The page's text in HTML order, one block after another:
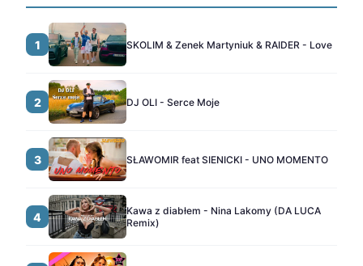
1 SKOLIM & Zenek Martyniuk & RAIDER - Love
2 DJ OLI - Serce Moje
3 SŁAWOMIR feat SIENICKI - UNO MOMENTO
4
Kawa z diabłem - Nina Lakomy (DA LUCA
Remix)